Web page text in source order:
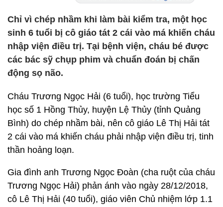
Chỉ vì chép nhầm khi làm bài kiểm tra, một học
sinh 6 tuổi bị cô giáo tát 2 cái vào má khiến cháu
nhập viện điều trị. Tại bệnh viện, cháu bé được
các bác sỹ chụp phim và chuẩn đoán bị chấn
động sọ não.
Cháu Trương Ngọc Hải (6 tuổi), học trường Tiểu
học số 1 Hồng Thủy, huyện Lệ Thủy (tỉnh Quảng
Bình) do chép nhầm bài, nên cô giáo Lê Thị Hải tát
2 cái vào má khiến cháu phải nhập viện điều trị, tinh
thần hoảng loạn.
Gia đình anh Trương Ngọc Đoàn (cha ruột của cháu
Trương Ngọc Hải) phản ánh vào ngày 28/12/2018,
cô Lê Thị Hải (40 tuổi), giáo viên Chủ nhiệm lớp 1.1